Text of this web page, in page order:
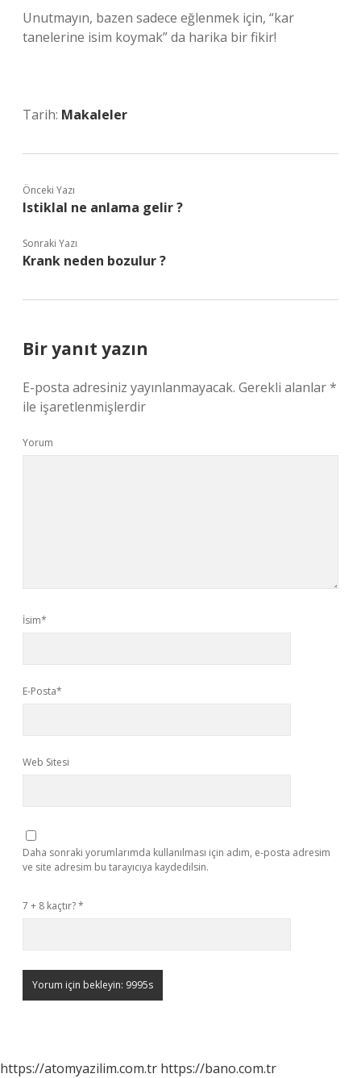
Unutmayın, bazen sadece eğlenmek için, “kar
tanelerine isim koymak” da harika bir fikir!
Tarih: Makaleler
Önceki Yazı
Istiklal ne anlama gelir ?
Sonraki Yazı
Krank neden bozulur ?
Bir yanıt yazın
E-posta adresiniz yayınlanmayacak. Gerekli alanlar*
ile işaretlenmişlerdir
Yorum
İsim*
E-Posta*
Web Sitesi
Daha sonraki yorumlarımda kullanılması için adım, e-posta adresim
ve site adresim bu tarayıcıya kaydedilsin.
7 + 8 kaçtır?*
https://atomyazilim.com.tr https://bano.com.tr